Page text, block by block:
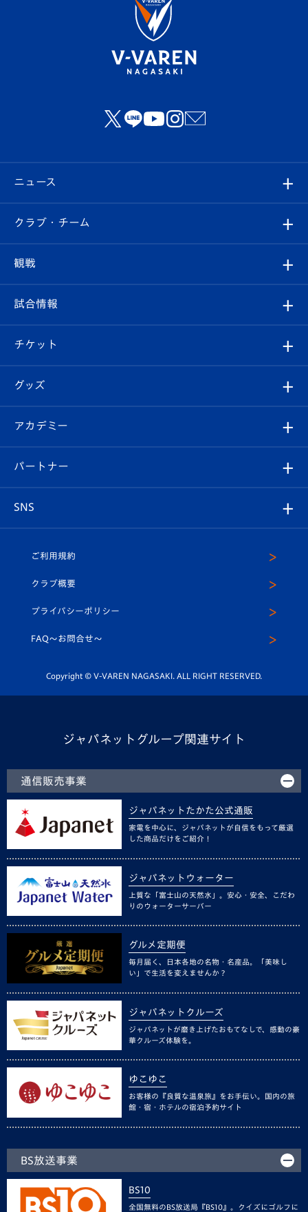
ニュース
すべて
クラブ
試合情報
チケット
イベント
メディア
ホームタウン
クラブ・チーム
クラブ概要
エンブレム紹介
スタッフプロフィール
マスコット紹介
平和祈念活動
ホームタウン活動
観戦
観戦ルール
はじめての観戦ガイド
Revive Team
ヴィヴィくんの長崎おもてなしガイド
試合情報
試合日程/結果
フォトギャラリー
スタジアムグルメ
チケット
チケット
V-LOVERS（ファンクラブ）
プレイヤーズスイート
グッズ
オンラインショップ
店舗情報
アカデミー
育成からのお知らせ
U-18
スクール
パートナー
SNS
ヴィヴィくんインスタグラム
公式LINE＠
ご利用規約
クラブ概要
プライバシーポリシー
FAQ〜お問合せ〜
Copyright © V-VAREN NAGASAKI. ALL RIGHT RESERVED.
ジャパネットグループ関連サイト
通信販売事業
ジャパネットたかた公式通販
家電を中心に、ジャパネットが自信をもって厳選
した商品だけをご紹介！
ジャパネットウォーター
上質な「富士山の天然水」。安心・安全、こだわ
りのウォーターサーバー
グルメ定期便
毎月届く、日本各地の名物・名産品。「美味し
い」で生活を変えませんか？
ジャパネットクルーズ
ジャパネットが磨き上げたおもてなしで、感動の豪
華クルーズ体験を。
ゆこゆこ
お客様の『良質な温泉旅』をお手伝い。国内の旅
館・宿・ホテルの宿泊予約サイト
BS放送事業
BS10
全国無料のBS放送局『BS10』。クイズにゴルフに